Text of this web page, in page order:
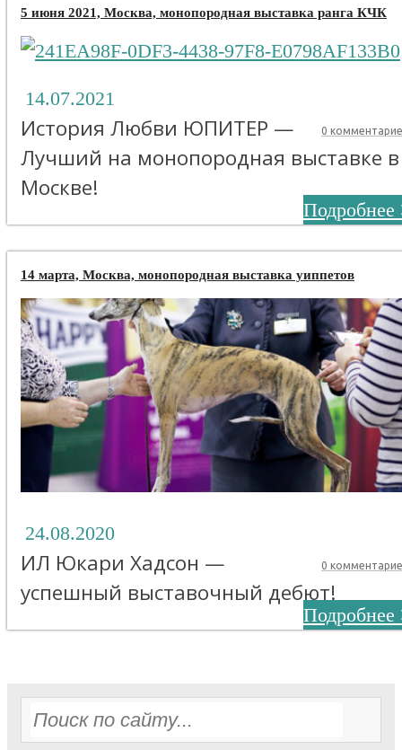
5 июня 2021, Москва, монопородная выставка ранга КЧК
14.07.2021
0
История Любви ЮПИТЕР —
Лучший на монопородная выставке в
Москве!
Подробнее
14 марта, Москва, монопородная выставка уиппетов
24.08.2020
0
ИЛ Юкари Хадсон —
успешный выставочный дебют!
Подробнее